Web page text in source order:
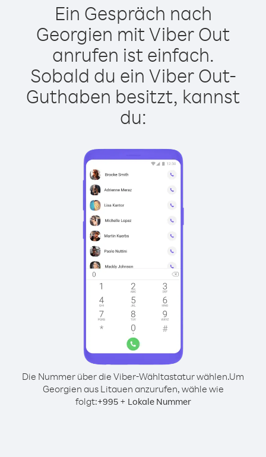
Ein Gespräch nach
Georgien mit Viber Out
anrufen ist einfach.
Sobald du ein Viber Out-
Guthaben besitzt, kannst
du:
Die Nummer über die Viber-Wähltastatur wählen.Um
Georgien aus Litauen anzurufen, wähle wie
folgt:+995+ Lokale Nummer